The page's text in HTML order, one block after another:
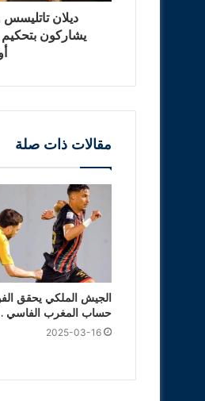
ديلان
يشاركون
مقالات ذات صلة
الجيش الملكي يحقق
حساب المغرب الفاسي .
2025-03-16